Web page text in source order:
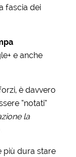
fascia dei
e anche
è davvero
“notati”
la
più dura stare